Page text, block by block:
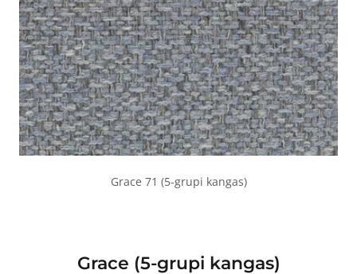
Grace 71 (5-grupi kangas)
Grace (5-grupi kangas)